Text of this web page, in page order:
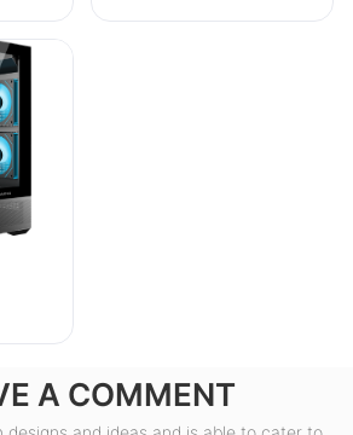
s
A COMMENT